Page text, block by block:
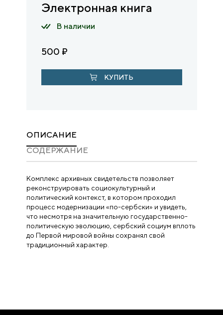
Электронная книга
В наличии
500 ₽
КУПИТЬ
ОПИСАНИЕ
CОДЕРЖАНИЕ
Комплекс архивных свидетельств позволяет
реконструировать социокультурный и
политический контекст, в котором проходил
процесс модернизации «по-сербски» и увидеть,
что несмотря на значительную государственно-
политическую эволюцию, сербский социум вплоть
до Первой мировой войны сохранял свой
традиционный характер.